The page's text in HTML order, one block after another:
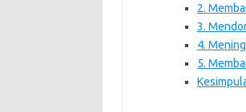
2.
3.
4.
5.